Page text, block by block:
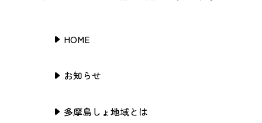
HOME
お知らせ
多摩島しょ地域とは